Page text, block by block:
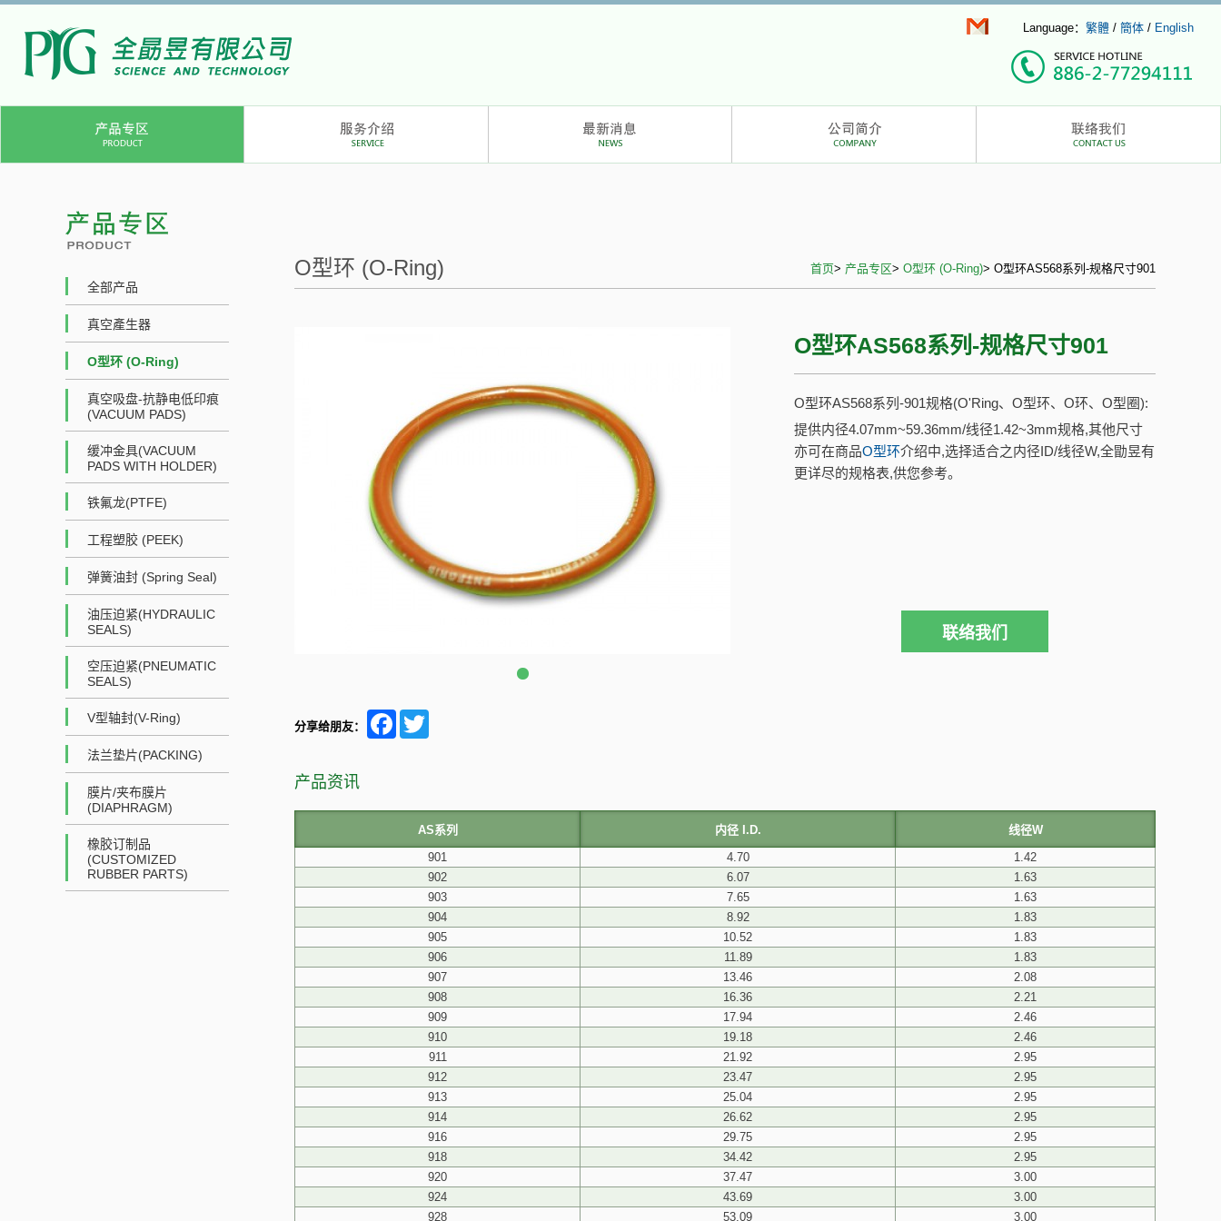
Language： 繁體 / 簡体 / English
全部产品
真空產生器
O型环 (O-Ring)
真空吸盘-抗静电低印痕
(VACUUM PADS)
缓冲金具(VACUUM
PADS WITH HOLDER)
铁氟龙(PTFE)
工程塑胶 (PEEK)
弹簧油封 (Spring Seal)
油压迫紧(HYDRAULIC
SEALS)
空压迫紧(PNEUMATIC
SEALS)
V型轴封(V-Ring)
法兰垫片(PACKING)
膜片/夹布膜片
(DIAPHRAGM)
橡胶订制品
(CUSTOMIZED
RUBBER PARTS)
O型环 (O-Ring) 首页> 产品专区> O型环 (O-Ring)> O型环AS568系列-规格尺寸901
O型环AS568系列-规格尺寸901
O型环AS568系列-901规格(O'Ring、O型环、O环、O型圈):
提供内径4.07mm~59.36mm/线径1.42~3mm规格,其他尺寸
亦可在商品O型环介绍中,选择适合之内径ID/线径W,全勖昱有
更详尽的规格表,供您参考。
联络我们
分享给朋友：
Facebook
产品资讯
AS系列 内径 I.D.
线径W
901
4.70
1.42
902
6.07
1.63
903
7.65
1.63
904
8.92
1.83
905
10.52
1.83
906
11.89
1.83
907
13.46
2.08
908
16.36
2.21
909
17.94
2.46
910
19.18
2.46
911
21.92
2.95
912
23.47
2.95
913
25.04
2.95
914
26.62
2.95
916
29.75
2.95
918
34.42
2.95
920
37.47
3.00
924
43.69
3.00
928
53.09 3.00